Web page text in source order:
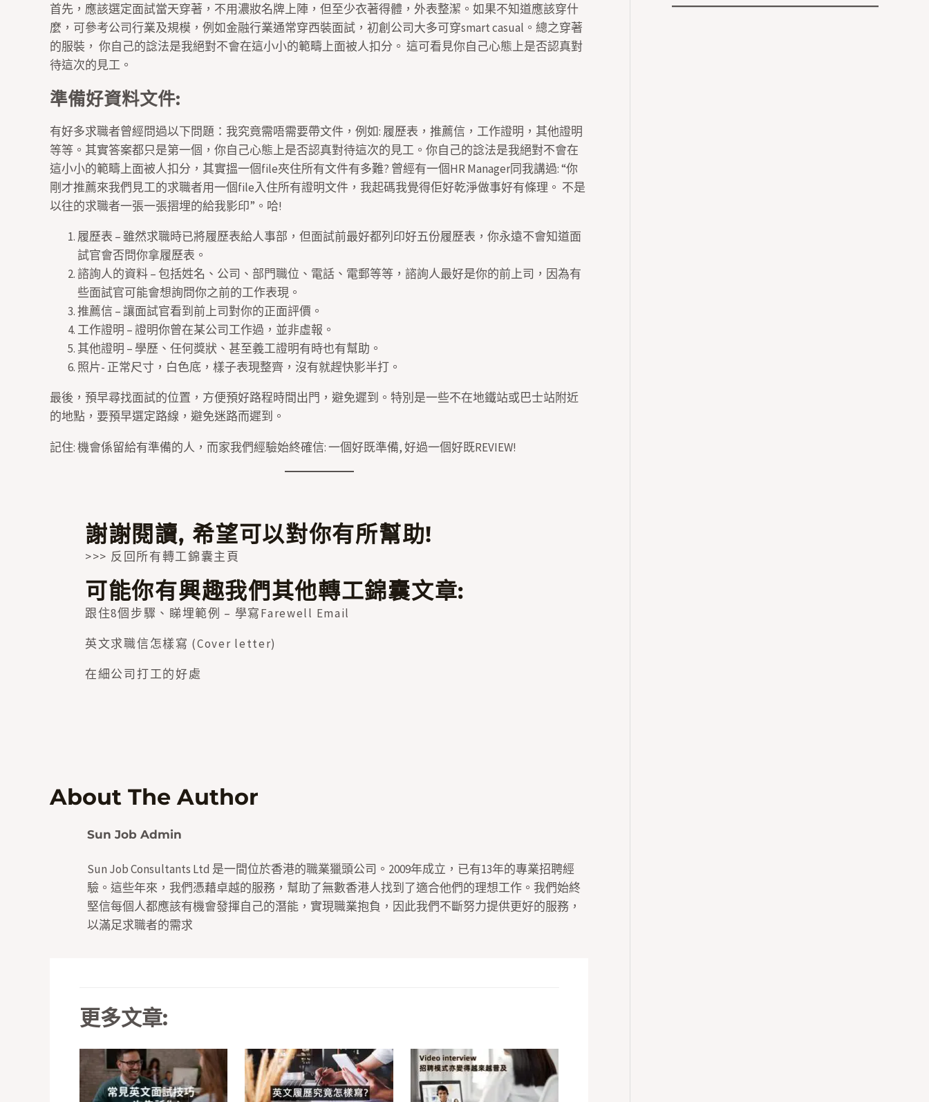
首先，應該選定面試當天穿著，不用濃妝名牌上陣，但至少衣著得體，外表整潔。如果不知道應該穿什
麼，可參考公司行業及規模，例如金融行業通常穿西裝面試，初創公司大多可穿smart casual。總之穿著
的服裝， 你自己的諗法是我絕對不會在這小小的範疇上面被人扣分。 這可看見你自己心態上是否認真對
待這次的見工。
準備好資料文件:
有好多求職者曾經問過以下問題：我究竟需唔需要帶文件，例如: 履歷表，推薦信，工作證明，其他證明
等等。其實答案都只是第一個，你自己心態上是否認真對待這次的見工。你自己的諗法是我絕對不會在
這小小的範疇上面被人扣分，其實搵一個file夾住所有文件有多難? 曾經有一個HR Manager同我講過: “你
剛才推薦來我們見工的求職者用一個file入住所有證明文件，我起碼我覺得佢好乾淨做事好有條理。 不是
以往的求職者一張一張摺埋的給我影印”。哈!
履歷表 – 雖然求職時已將履歷表給人事部，但面試前最好都列印好五份履歷表，你永遠不會知道面
試官會否問你拿履歷表。
諮詢人的資料 – 包括姓名、公司、部門職位、電話、電郵等等，諮詢人最好是你的前上司，因為有
些面試官可能會想詢問你之前的工作表現。
推薦信 – 讓面試官看到前上司對你的正面評價。
工作證明 – 證明你曾在某公司工作過，並非虛報。
其他證明 – 學歷、任何獎狀、甚至義工證明有時也有幫助。
照片- 正常尺寸，白色底，樣子表現整齊，沒有就趕快影半打。
最後，預早尋找面試的位置，方便預好路程時間出門，避免遲到。特別是一些不在地鐵站或巴士站附近
的地點，要預早選定路線，避免迷路而遲到。
記住: 機會係留給有準備的人，而家我們經驗始終確信: 一個好既準備, 好過一個好既REVIEW!
謝謝閱讀, 希望可以對你有所幫助!
>>> 反回所有轉工錦囊主頁
可能你有興趣我們其他轉工錦囊文章:
跟住8個步驟、睇埋範例 – 學寫Farewell Email
英文求職信怎樣寫 (Cover letter)
在細公司打工的好處
About The Author
Sun Job Admin
Sun Job Consultants Ltd 是一間位於香港的職業獵頭公司。2009年成立，已有13年的專業招聘經
驗。這些年來，我們憑藉卓越的服務，幫助了無數香港人找到了適合他們的理想工作。我們始終
堅信每個人都應該有機會發揮自己的潛能，實現職業抱負，因此我們不斷努力提供更好的服務，
以滿足求職者的需求
更多文章: